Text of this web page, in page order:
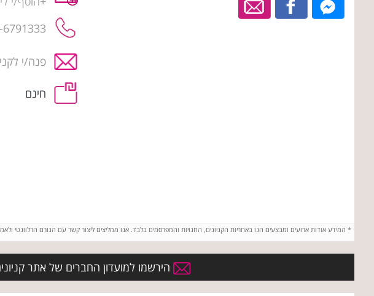
6791333
פנה/י
חינם
* המידע אודות ארועים ומבצעים הנו באחריות הקניונים, החנויות והמפרסמים בלבד. אנו ממליצים ליצור קשר עם הגורם הרלוונטי
הירשמו למועדון החברים של אתר קניונים